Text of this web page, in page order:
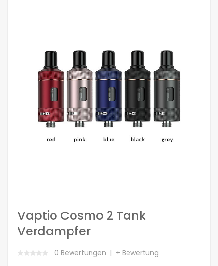
Vaptio Cosmo 2 Tank
Verdampfer
0 Bewertungen + Bewertung